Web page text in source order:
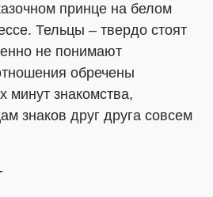
принце на белом
Тельцы – твердо стоят
не понимают
обречены
минут знакомства,
знаков друг друга совсем